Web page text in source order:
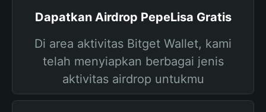
Dapatkan Airdrop PepeLisa Gratis
Di area aktivitas Bitget Wallet, kami
telah menyiapkan berbagai jenis
aktivitas airdrop untukmu